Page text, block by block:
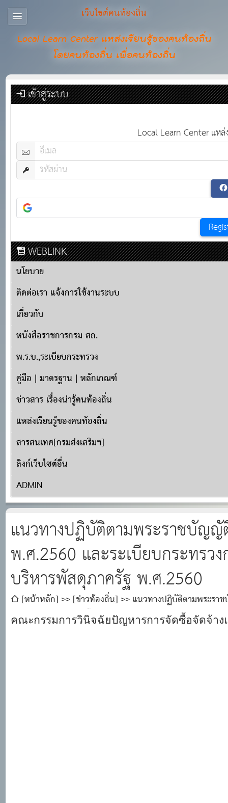
เว็บไซต์คนท้องถิ่น
Local Learn Center แหล่งเรียนรู้ของคนท้องถิ่น
โดยคนท้องถิ่น เพื่อคนท้องถิ่น
เข้าสู่ระบบ
Local Learn Center แห
WEBLINK
นโยบาย
ติดต่อเรา แจ้งการใช้งานระบบ
เกี่ยวกับ
หนังสือราชการกรม สถ.
พ.ร.บ.,ระเบียบกระทรวง
คู่มือ | มาตรฐาน | หลักเกณฑ์
ข่าวสาร เรื่องน่ารู้คนท้องถิ่น
แหล่งเรียนรู้ของคนท้องถิ่น
สารสนเทศ[กรมส่งเสริมฯ]
ลิงก์เว็บไซต์อื่น
ADMIN
แนวทางปฏิบัติตามพระราชบัญญั
พ.ศ.2560 และระเบียบกระทรว
บริหารพัสดุภาครัฐ พ.ศ.2560
[หน้าหลัก] [ข่าวท้องถิ่น]
แนวทางปฏิบัติตามพระรา
การคลังว่าด้วยการจัดซื้อจัดจ้างและการบริหารพัสดุภาครัฐ พ.ศ
คณะกรรมการวินิจฉัยปัญหารการจัดซื้อจัดจ้า